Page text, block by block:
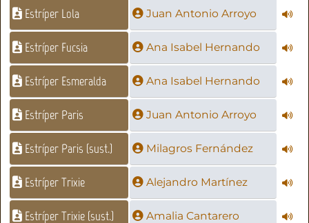
Estríper Lola Juan Antonio Arroyo
Estríper Fucsia Ana Isabel Hernando
Estríper Esmeralda Ana Isabel Hernando
Estríper Paris Juan Antonio Arroyo
Estríper Paris (sust.) Milagros Fernández
Estríper Trixie Alejandro Martínez
Estríper Trixie (sust.) Amalia Cantarero